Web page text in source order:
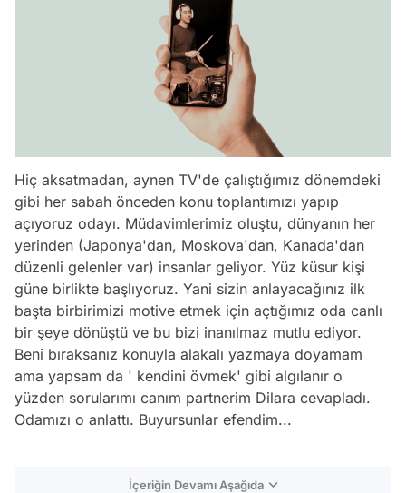
Hiç aksatmadan, aynen TV'de çalıştığımız dönemdeki
gibi her sabah önceden konu toplantımızı yapıp
açıyoruz odayı. Müdavimlerimiz oluştu, dünyanın her
yerinden (Japonya'dan, Moskova'dan, Kanada'dan
düzenli gelenler var) insanlar geliyor. Yüz küsur kişi
güne birlikte başlıyoruz. Yani sizin anlayacağınız ilk
başta birbirimizi motive etmek için açtığımız oda canlı
bir şeye dönüştü ve bu bizi inanılmaz mutlu ediyor.
Beni bıraksanız konuyla alakalı yazmaya doyamam
ama yapsam da ' kendini övmek' gibi algılanır o
yüzden sorularımı canım partnerim Dilara cevapladı.
Odamızı o anlattı. Buyursunlar efendim...
İçeriğin Devamı Aşağıda